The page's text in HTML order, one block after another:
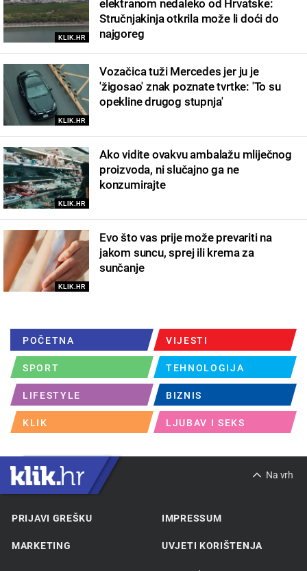
KLIK.HR
elektranom nedaleko od Hrvatske:
Stručnjakinja otkrila može li doći do
najgoreg
KLIK.HR
Vozačica tuži Mercedes jer ju je
'žigosao' znak poznate tvrtke: 'To su
opekline drugog stupnja'
KLIK.HR
Ako vidite ovakvu ambalažu mliječnog
proizvoda, ni slučajno ga ne
konzumirajte
KLIK.HR
Evo što vas prije može prevariti na
jakom suncu, sprej ili krema za
sunčanje
POČETNA VIJESTI
SPORT TEHNOLOGIJA
LIFESTYLE BIZNIS
KLIK LJUBAV I SEKS
Na vrh
PRIJAVI GREŠKU IMPRESSUM
MARKETING UVJETI KORIŠTENJA